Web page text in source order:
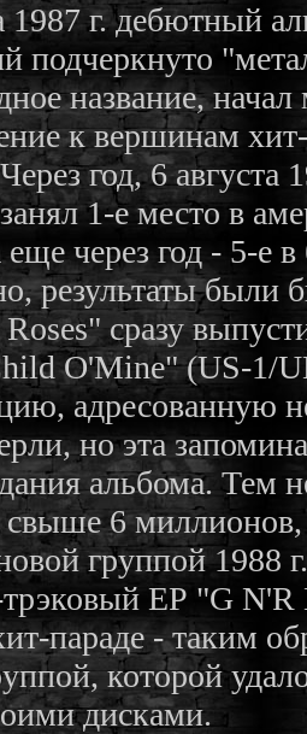
1987 г. дебютный
подчеркнуто
название, начал
к вершинам
год, 6 августа
1-е место в
еще через год - 5-е
результаты были
сразу
O'Mine" (US-1/
адресованную
но эта
альбома. Тем
6
группой 1988
ЕР "G N'R
параде - таким
которой
дисками.